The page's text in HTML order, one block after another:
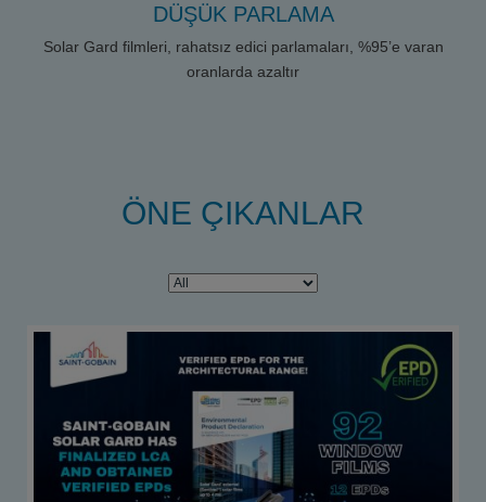
DÜŞÜK PARLAMA
Solar Gard filmleri, rahatsız edici parlamaları, %95’e varan
oranlarda azaltır
ÖNE ÇIKANLAR